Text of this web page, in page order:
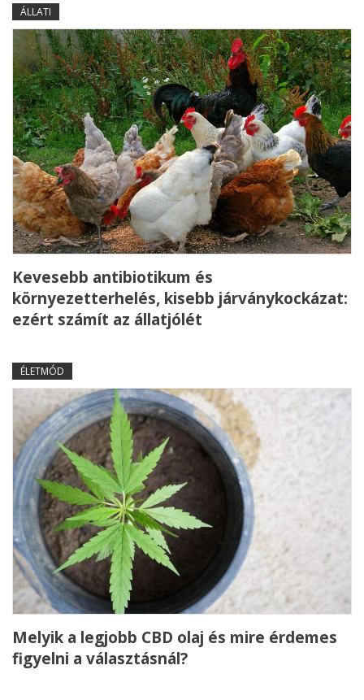
ÁLLATI
Kevesebb antibiotikum és
környezetterhelés, kisebb járványkockázat:
ezért számít az állatjólét
ÉLETMÓD
Melyik a legjobb CBD olaj és mire érdemes
figyelni a választásnál?